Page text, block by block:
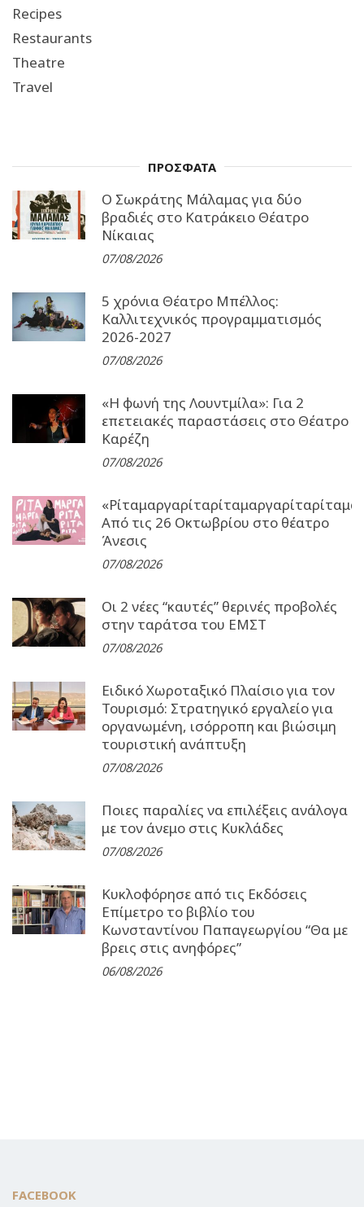
Recipes
Restaurants
Theatre
Travel
ΠΡΟΣΦΑΤΑ
Ο Σωκράτης Μάλαμας για δύο
βραδιές στο Κατράκειο Θέατρο
Νίκαιας
07/08/2026
5 χρόνια Θέατρο Μπέλλος:
Καλλιτεχνικός προγραμματισμός
2026-2027
07/08/2026
«Η φωνή της Λουντμίλα»: Για 2
επετειακές παραστάσεις στο Θέατρο
Καρέζη
07/08/2026
Από τις 26 Οκτωβρίου στο θέατρο
Άνεσις
07/08/2026
Οι 2 νέες “καυτές” θερινές προβολές
στην ταράτσα του ΕΜΣΤ
07/08/2026
Ειδικό Χωροταξικό Πλαίσιο για τον
Τουρισμό: Στρατηγικό εργαλείο για
οργανωμένη, ισόρροπη και βιώσιμη
τουριστική ανάπτυξη
07/08/2026
Ποιες παραλίες να επιλέξεις ανάλογα
με τον άνεμο στις Κυκλάδες
07/08/2026
Κυκλοφόρησε από τις Εκδόσεις
Επίμετρο το βιβλίο του
Κωνσταντίνου Παπαγεωργίου “Θα με
βρεις στις ανηφόρες”
06/08/2026
FACEBOOK